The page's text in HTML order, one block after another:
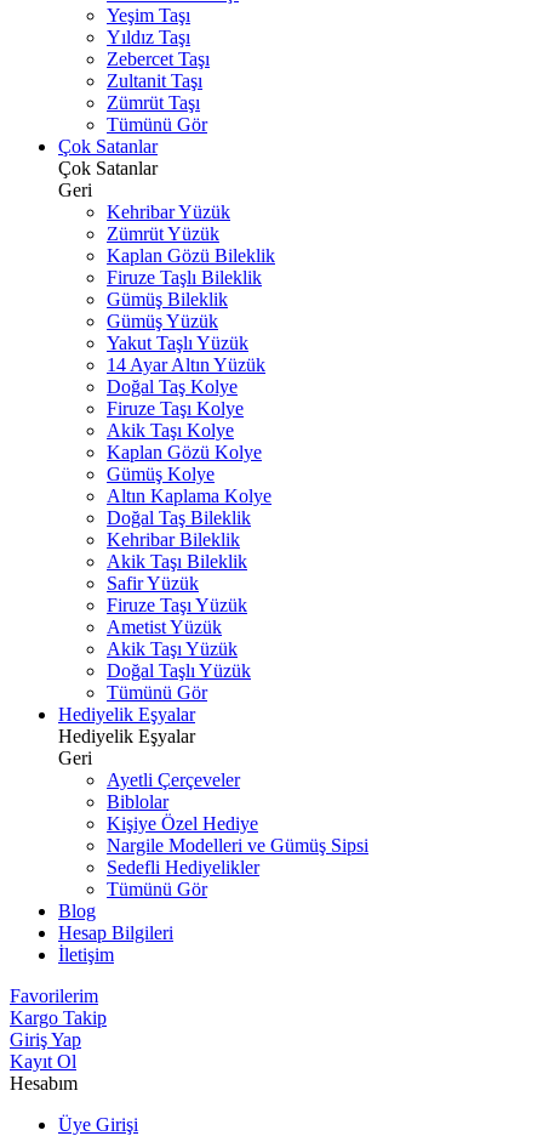
Yeşim Taşı
Yıldız Taşı
Zebercet Taşı
Zultanit Taşı
Zümrüt Taşı
Tümünü Gör
Çok Satanlar
Çok Satanlar
Geri
Kehribar Yüzük
Zümrüt Yüzük
Kaplan Gözü Bileklik
Firuze Taşlı Bileklik
Gümüş Bileklik
Gümüş Yüzük
Yakut Taşlı Yüzük
14 Ayar Altın Yüzük
Doğal Taş Kolye
Firuze Taşı Kolye
Akik Taşı Kolye
Kaplan Gözü Kolye
Gümüş Kolye
Altın Kaplama Kolye
Doğal Taş Bileklik
Kehribar Bileklik
Akik Taşı Bileklik
Safir Yüzük
Firuze Taşı Yüzük
Ametist Yüzük
Akik Taşı Yüzük
Doğal Taşlı Yüzük
Tümünü Gör
Hediyelik Eşyalar
Hediyelik Eşyalar
Geri
Ayetli Çerçeveler
Biblolar
Kişiye Özel Hediye
Nargile Modelleri ve Gümüş Sipsi
Sedefli Hediyelikler
Tümünü Gör
Blog
Hesap Bilgileri
İletişim
Favorilerim
Kargo Takip
Giriş Yap
Kayıt Ol
Hesabım
Üye Girişi